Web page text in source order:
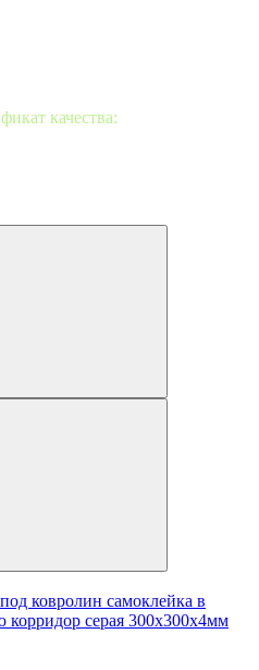
качества:
ковролин самоклейка в
серая 300х300х4мм